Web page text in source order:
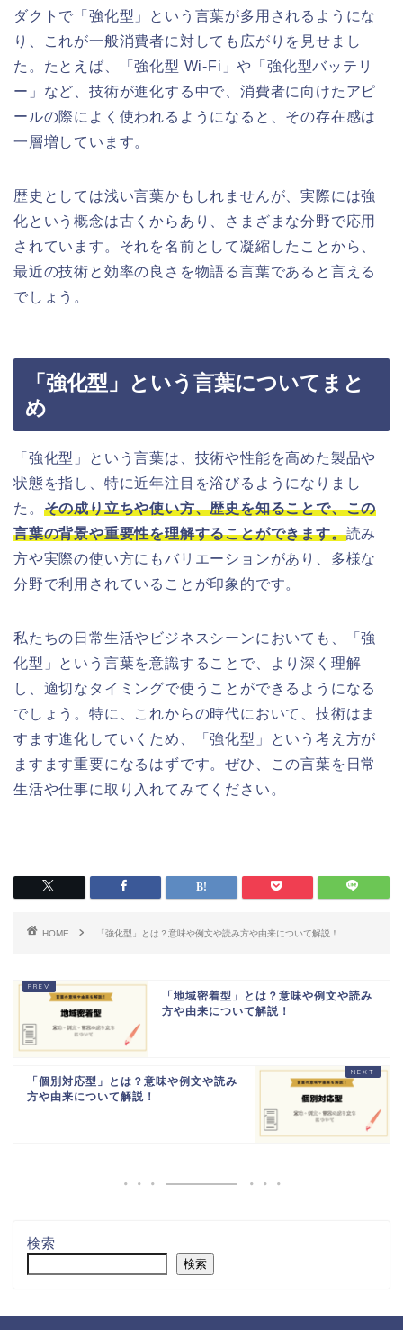
ダクトで「強化型」という言葉が多用されるようにな
り、これが一般消費者に対しても広がりを見せまし
た。たとえば、「強化型 Wi-Fi」や「強化型バッテリ
ー」など、技術が進化する中で、消費者に向けたアピ
ールの際によく使われるようになると、その存在感は
一層増しています。
歴史としては浅い言葉かもしれませんが、実際には強
化という概念は古くからあり、さまざまな分野で応用
されています。それを名前として凝縮したことから、
最近の技術と効率の良さを物語る言葉であると言える
でしょう。
「強化型」という言葉についてまと
め
「強化型」という言葉は、技術や性能を高めた製品や
状態を指し、特に近年注目を浴びるようになりまし
た。 その成り立ちや使い方、歴史を知ることで、この
言葉の背景や重要性を理解することができます。読み
方や実際の使い方にもバリエーションがあり、多様な
分野で利用されていることが印象的です。
私たちの日常生活やビジネスシーンにおいても、「強
化型」という言葉を意識することで、より深く理解
し、適切なタイミングで使うことができるようになる
でしょう。特に、これからの時代において、技術はま
すます進化していくため、「強化型」という考え方が
ますます重要になるはずです。ぜひ、この言葉を日常
生活や仕事に取り入れてみてください。
HOME 「強化型」とは？意味や例文や読み方や由来について解説！
「地域密着型」とは？意味や例文や読み
方や由来について解説！
「個別対応型」とは？意味や例文や読み
方や由来について解説！
検索
検索